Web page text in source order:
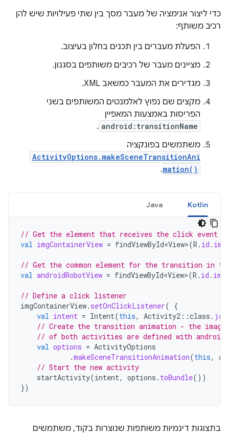
כדי ליצור אנימציה של מעבר מסך בין שתי פעילויות שיש להן
רכיב משותף:
הפעלת מעברים בין תכנים בחלון בעיצוב.
מציינים מעבר של רכיבים משותפים בסגנון.
מגדירים את המעבר כמשאב XML.
מקצים שם נפוץ לאלמנטים המשותפים בשני
הפריסות באמצעות המאפיין
android:transitionName
.
משתמשים בפונקציה
ActivityOptions.makeSceneTransitionAni
mation()
.
Kotlin
Java
// Get the element that receives the click event
val imgContainerView = findViewById<View>(R . id .
// Get the common element for the transition in
val androidRobotView = findViewById<View>(R . id .
// Define a click listener
imgContainerView. setOnClickListener( {
val intent = Intent(this, Activity2 ::class .
// Create the transition animation - the
// of both activities are defined with
val options = ActivityOptions
.makeSceneTransitionAnimation(this,
// Start the new activity
startActivity(intent, options . toBundle())
})
בתצוגות דינמיות משותפות שנוצרות בקוד, משתמשים